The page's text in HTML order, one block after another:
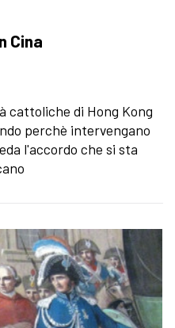
Cina
cattoliche di Hong Kong
perchè intervengano
l'accordo che si sta